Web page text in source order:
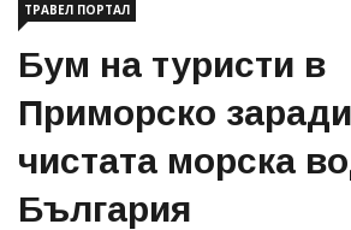
ТРАВЕЛ ПОРТАЛ
Бум на туристи в
Приморско
чистата морска
България